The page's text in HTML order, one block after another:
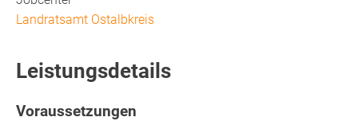
Landratsamt Ostalbkreis
Leistungsdetails
Voraussetzungen